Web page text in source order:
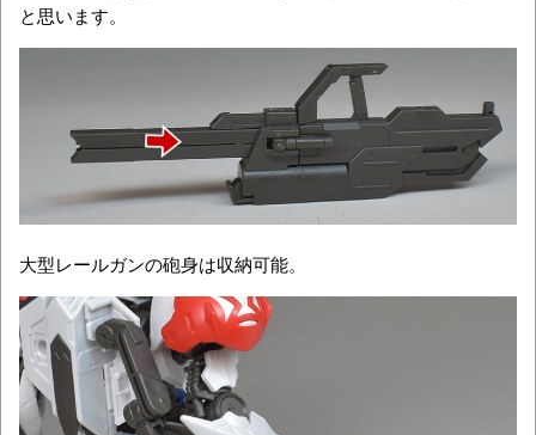
と思います。
大型レールガンの砲身は収納可能。